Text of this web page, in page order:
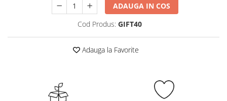
ADAUGA IN COS
Cod Produs: GIFT40
Adauga la Favorite